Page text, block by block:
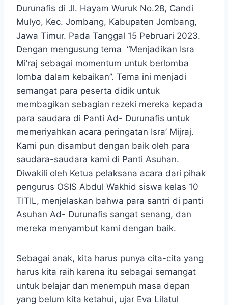
Durunafis di Jl. Hayam Wuruk No.28, Candi
Mulyo, Kec. Jombang, Kabupaten Jombang,
Jawa Timur. Pada Tanggal 15 Pebruari 2023.
Dengan mengusung tema “Menjadikan Isra
Mi’raj sebagai momentum untuk berlomba
lomba dalam kebaikan’’. Tema ini menjadi
semangat para peserta didik untuk
membagikan sebagian rezeki mereka kepada
para saudara di Panti Ad- Durunafis untuk
memeriyahkan acara peringatan Isra’ Mijraj.
Kami pun disambut dengan baik oleh para
saudara-saudara kami di Panti Asuhan.
Diwakili oleh Ketua pelaksana acara dari pihak
pengurus OSIS Abdul Wakhid siswa kelas 10
TITIL, menjelaskan bahwa para santri di panti
Asuhan Ad- Durunafis sangat senang, dan
mereka menyambut kami dengan baik.
Sebagai anak, kita harus punya cita-cita yang
harus kita raih karena itu sebagai semangat
untuk belajar dan menempuh masa depan
yang belum kita ketahui, ujar Eva Lilatul